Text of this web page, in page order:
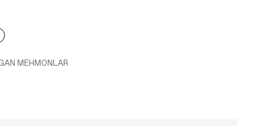
MEHMONLAR